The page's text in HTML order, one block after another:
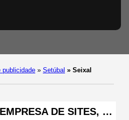
publicidade » Setúbal » Seixal
DE SITES, …